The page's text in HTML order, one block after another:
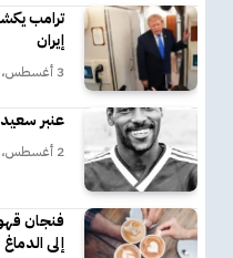
ترامب
إيران
3 أغسطس، 2026
عنبر
2 أغسطس، 2026
فنجان
إلى الدماغ